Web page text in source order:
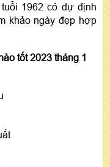
1962 có dự định
khảo ngày đẹp hợp
tốt 2023 tháng 1